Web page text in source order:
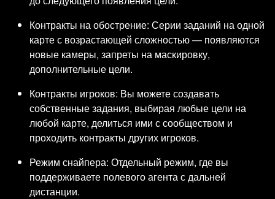
Контракты на обострение: Серии заданий на одной
карте с возрастающей сложностью — появляются
новые камеры, запреты на маскировку,
дополнительные цели.
Контракты игроков: Вы можете создавать
собственные задания, выбирая любые цели на
любой карте, делиться ими с сообществом и
проходить контракты других игроков.
Режим снайпера: Отдельный режим, где вы
поддерживаете полевого агента с дальней
дистанции.